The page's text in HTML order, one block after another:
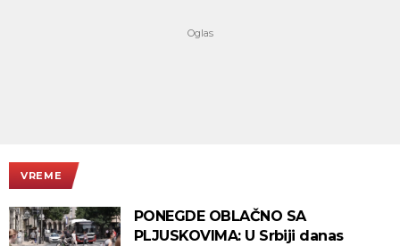
VREME
PONEGDE OBLAČNO SA
PLJUSKOVIMA: U Srbiji danas